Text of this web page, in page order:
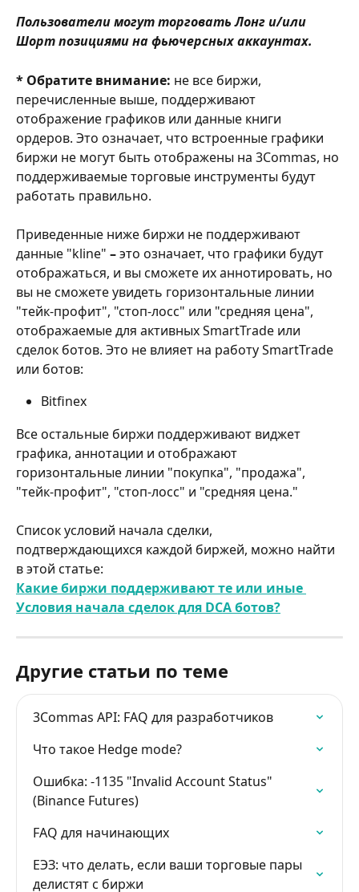
Пользователи могут торговать Лонг и/или
Шорт позициями на фьючерсных аккаунтах.
* Обратите внимание: не все биржи,
перечисленные выше, поддерживают
отображение графиков или данные книги
ордеров. Это означает, что встроенные графики
биржи не могут быть отображены на 3Commas, но
поддерживаемые торговые инструменты будут
работать правильно.
Приведенные ниже биржи не поддерживают
данные "kline" – это означает, что графики будут
отображаться, и вы сможете их аннотировать, но
вы не сможете увидеть горизонтальные линии
"тейк-профит", "стоп-лосс" или "средняя цена",
отображаемые для активных SmartTrade или
сделок ботов. Это не влияет на работу SmartTrade
или ботов:
Bitfinex
Все остальные биржи поддерживают виджет
графика, аннотации и отображают
горизонтальные линии "покупка", "продажа",
"тейк-профит", "стоп-лосс" и "средняя цена."
Список условий начала сделки,
подтверждающихся каждой биржей, можно найти
в этой статье:
Какие биржи поддерживают те или иные
Условия начала сделок для DCA ботов?
Другие статьи по теме
3Commas API: FAQ для разработчиков
Что такое Hedge mode?
Ошибка: -1135 "Invalid Account Status"
(Binance Futures)
FAQ для начинающих
ЕЭЗ: что делать, если ваши торговые пары
делистят с биржи